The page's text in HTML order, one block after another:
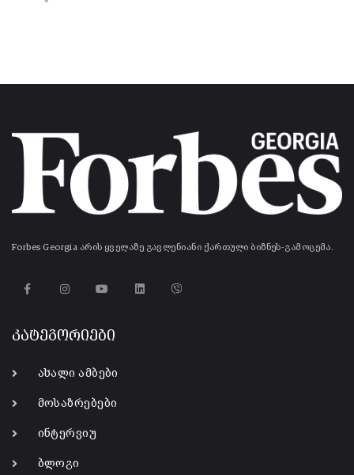
Forbes Georgia არის ყველაზე გავლენიანი ქართული ბიზნეს-გამოცემა.
კატეგორიები
ახალი ამბები
მოსაზრებები
ინტერვიუ
ბლოგი